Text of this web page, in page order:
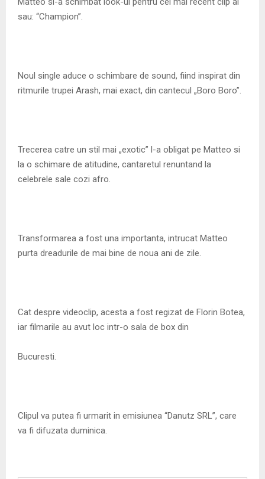
U
sau: “Champion”.
Noul single aduce o schimbare de sound, fiind inspirat din
ritmurile trupei Arash, mai exact, din cantecul „Boro Boro”.
Trecerea catre un stil mai „exotic” l-a obligat pe Matteo si
la o schimare de atitudine, cantaretul renuntand la
celebrele sale cozi afro.
Transformarea a fost una importanta, intrucat Matteo
purta dreadurile de mai bine de noua ani de zile.
Cat despre videoclip, acesta a fost regizat de Florin Botea,
iar filmarile au avut loc intr-o sala de box din
Bucuresti.
Clipul va putea fi urmarit in emisiunea “Danutz SRL”, care
va fi difuzata duminica.